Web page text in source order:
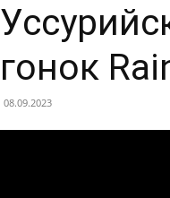
гонок
08.09.2023